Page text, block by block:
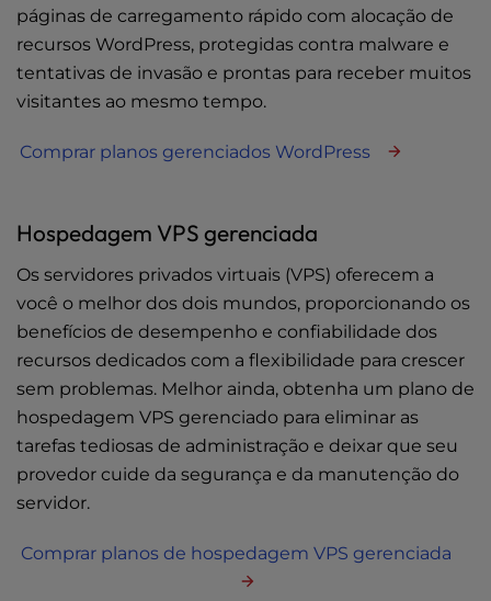
páginas de carregamento rápido com alocação de
recursos WordPress, protegidas contra malware e
tentativas de invasão e prontas para receber muitos
visitantes ao mesmo tempo.
Comprar planos gerenciados WordPress
Hospedagem VPS gerenciada
Os servidores privados virtuais (VPS) oferecem a
você o melhor dos dois mundos, proporcionando os
benefícios de desempenho e confiabilidade dos
recursos dedicados com a flexibilidade para crescer
sem problemas. Melhor ainda, obtenha um plano de
hospedagem VPS gerenciado para eliminar as
tarefas tediosas de administração e deixar que seu
provedor cuide da segurança e da manutenção do
servidor.
Comprar planos de hospedagem VPS gerenciada